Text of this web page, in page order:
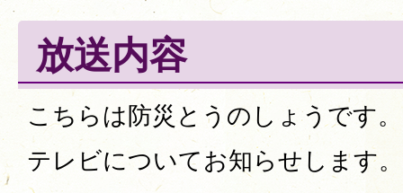
放送内容
こちらは防災とうのしょうです。
テレビについてお知らせします。